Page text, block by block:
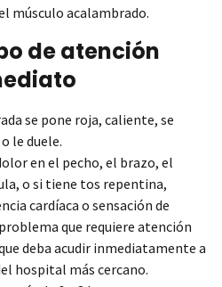
músculo acalambrado.
de atención
se pone roja, caliente, se
le duele.
en el pecho, el brazo, el
o si tiene tos repentina,
cardíaca o sensación de
que requiere atención
deba acudir inmediatamente a
hospital más cercano.